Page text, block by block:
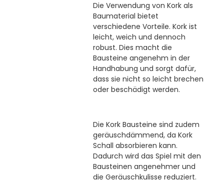
Die Verwendung von Kork als
Baumaterial bietet
verschiedene Vorteile. Kork ist
leicht, weich und dennoch
robust. Dies macht die
Bausteine angenehm in der
Handhabung und sorgt dafür,
dass sie nicht so leicht brechen
oder beschädigt werden.
Die Kork Bausteine sind zudem
geräuschdämmend, da Kork
Schall absorbieren kann.
Dadurch wird das Spiel mit den
Bausteinen angenehmer und
die Geräuschkulisse reduziert.